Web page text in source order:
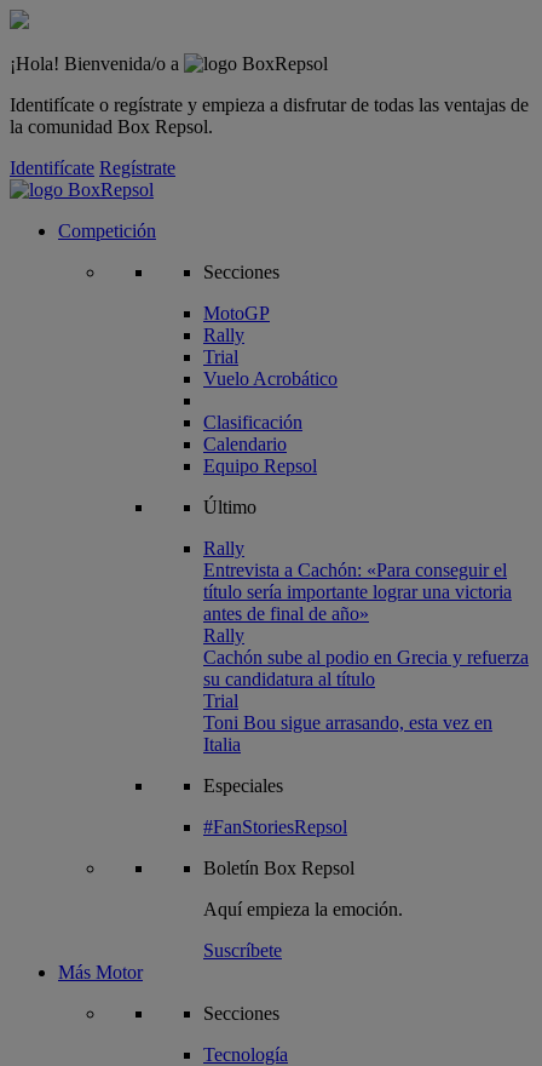
¡Hola! Bienvenida/o a
Identifícate o regístrate y empieza a disfrutar de todas las ventajas de
la comunidad Box Repsol.
Identifícate Regístrate
Competición
Secciones
MotoGP
Rally
Trial
Vuelo Acrobático
Clasificación
Calendario
Equipo Repsol
Último
Rally
Entrevista a Cachón: «Para conseguir el
título sería importante lograr una victoria
antes de final de año»
Rally
Cachón sube al podio en Grecia y refuerza
su candidatura al título
Trial
Toni Bou sigue arrasando, esta vez en
Italia
Especiales
#FanStoriesRepsol
Boletín Box Repsol
Aquí empieza la emoción.
Suscríbete
Más Motor
Secciones
Tecnología